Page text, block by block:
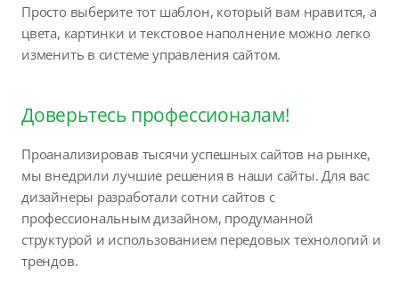
Просто выберите тот шаблон, который вам нравится, а
цвета, картинки и текстовое наполнение можно легко
изменить в системе управления сайтом.
Доверьтесь профессионалам!
Проанализировав тысячи успешных сайтов на рынке,
мы внедрили лучшие решения в наши сайты. Для вас
дизайнеры разработали сотни сайтов с
профессиональным дизайном, продуманной
структурой и использованием передовых технологий и
трендов.